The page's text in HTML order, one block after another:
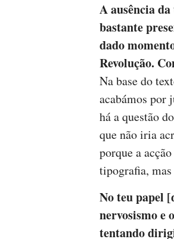
A ausência
bastante
dado
Revolução.
Na base do
acabámos por
há a questão
que não iria
porque a
tipografia,
No teu papel
nervosismo e
tentando